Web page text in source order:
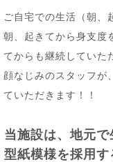
ご自宅での生活（朝、
朝、起きてから身支
てからも継続していた
顔なじみのスタッフが
ていただきます！！
当施設は、地元
型紙模様を採用